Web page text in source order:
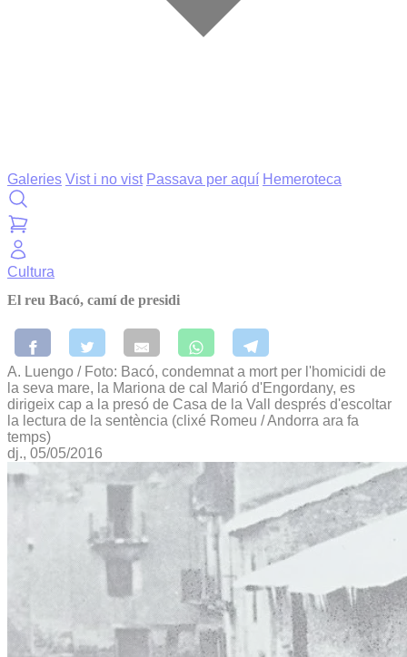
Galeries Vist i no vist Passava per aquí Hemeroteca
Cultura
El reu Bacó, camí de presidi
A. Luengo / Foto: Bacó, condemnat a mort per l'homicidi de
la seva mare, la Mariona de cal Marió d'Engordany, es
dirigeix cap a la presó de Casa de la Vall després d'escoltar
la lectura de la sentència (clixé Romeu / Andorra ara fa
temps)
dj., 05/05/2016